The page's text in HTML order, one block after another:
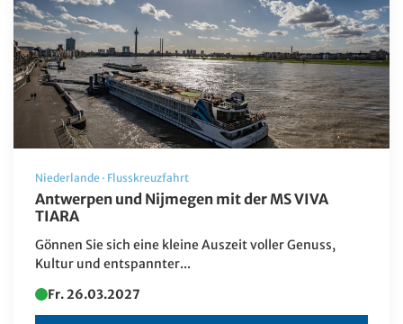
Ägypten
Österreich
Niederlande · Flusskreuzfahrt
Antwerpen und Nijmegen mit der MS VIVA
TIARA
Gönnen Sie sich eine kleine Auszeit voller Genuss,
Kultur und entspannter...
Fr. 26.03.2027